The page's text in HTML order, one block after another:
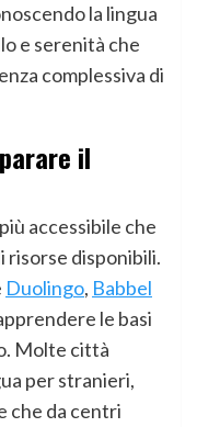
la lingua
e serenità che
complessiva di
il
accessibile che
risorse disponibili.
Duolingo, Babbel
le basi
Molte città
per stranieri,
che da centri